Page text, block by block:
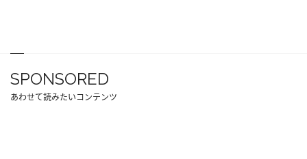
SPONSORED
あわせて読みたいコンテンツ